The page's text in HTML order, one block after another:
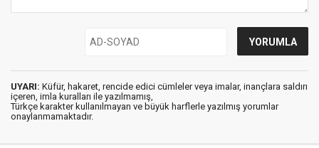
UYARI: Küfür, hakaret, rencide edici cümleler veya imalar, inançlara saldırı
içeren, imla kuralları ile yazılmamış,
Türkçe karakter kullanılmayan ve büyük harflerle yazılmış yorumlar
onaylanmamaktadır.